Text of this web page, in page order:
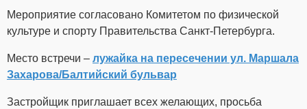
Мероприятие согласовано Комитетом по физической
культуре и спорту Правительства Санкт-Петербурга.
Место встречи – лужайка на пересечении ул. Маршала
Захарова/Балтийский бульвар
Застройщик приглашает всех желающих, просьба